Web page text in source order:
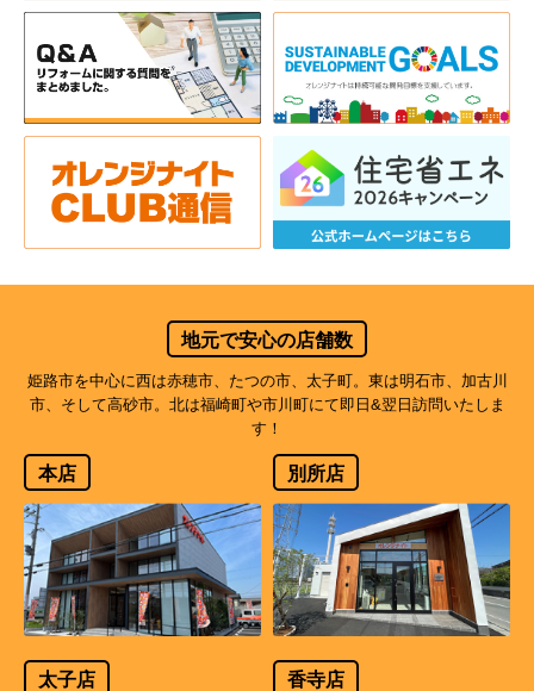
地元で安心の店舗数
姫路市を中心に西は赤穂市、たつの市、太子町。東は明石市、加古川
市、そして高砂市。北は福崎町や市川町にて即日&翌日訪問いたしま
す！
本店 別所店
太子店 香寺店